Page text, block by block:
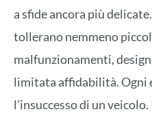
a sfide ancora più
tollerano nemmeno
malfunzionamenti,
limitata affidabilità. Ogni
l’insuccesso di un